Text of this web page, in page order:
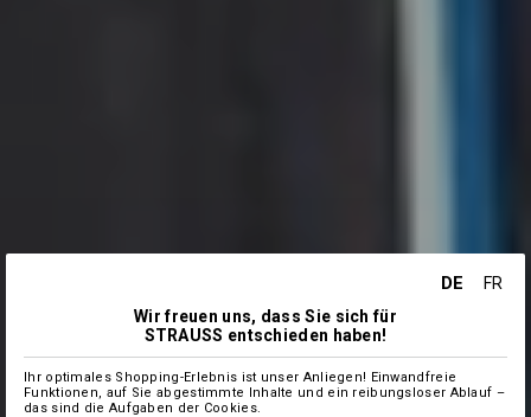
DE
FR
Wir freuen uns, dass Sie sich für
STRAUSS entschieden haben!
Ihr optimales Shopping-Erlebnis ist unser Anliegen! Einwandfreie
Funktionen, auf Sie abgestimmte Inhalte und ein reibungsloser Ablauf –
das sind die Aufgaben der Cookies.